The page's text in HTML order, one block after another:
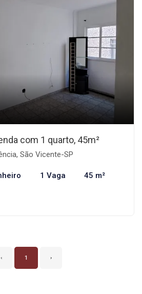
com 1 quarto, 45m²
São Vicente-SP
1 Vaga 45 m²
‹ 1 ›